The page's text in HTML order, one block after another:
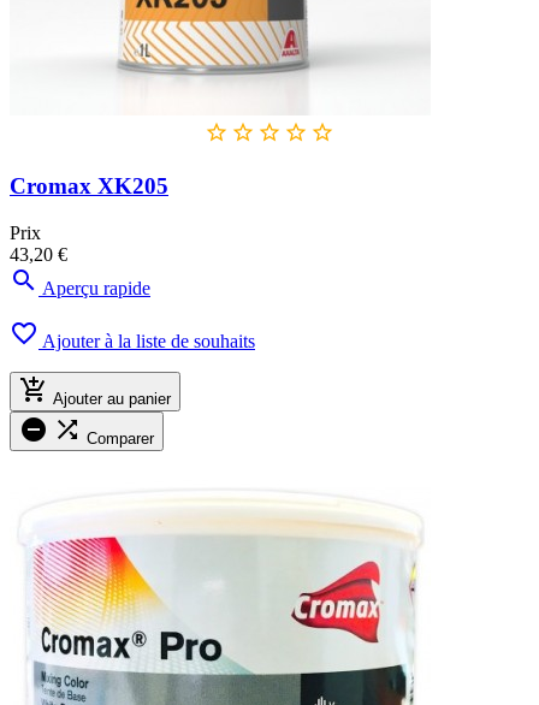
    
Cromax XK205
Prix
43,20 €
 Aperçu rapide
 Ajouter à la liste de souhaits
 Ajouter au panier
  Comparer